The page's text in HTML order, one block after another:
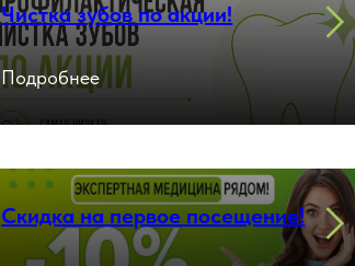
Чистка зубов по акции!
Подробнее
Скидка на первое посещение!